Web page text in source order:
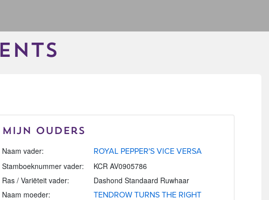
Mijn Ouders
Naam vader:
ROYAL PEPPER'S VICE VERSA
Stamboeknummer vader:
KCR AV0905786
Ras / Variëteit vader:
Dashond Standaard Ruwhaar
Naam moeder:
TENDROW TURNS THE RIGHT